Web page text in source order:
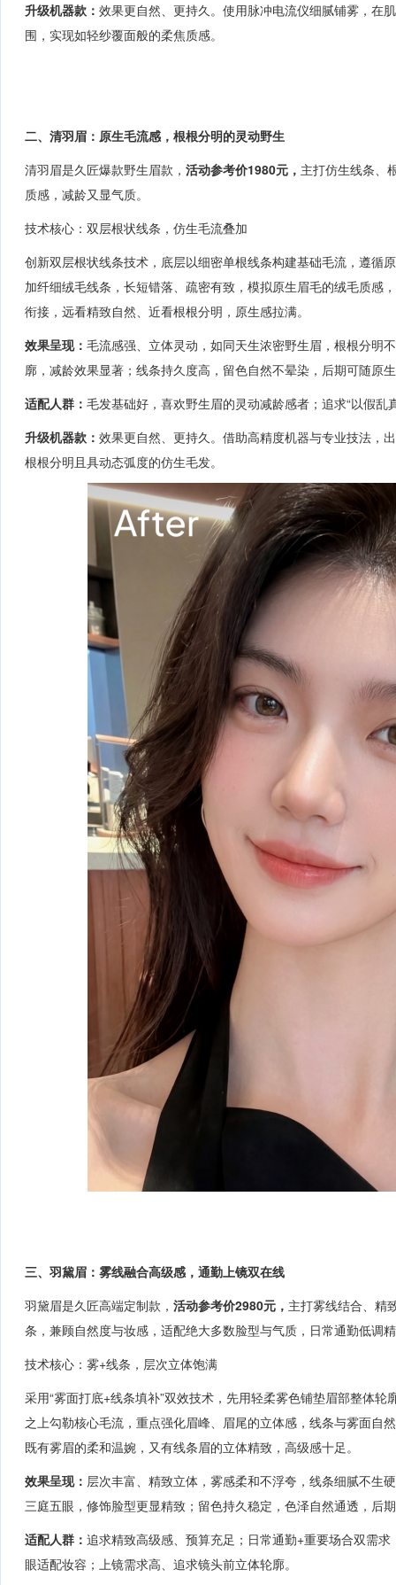
升级机器款： 效果更自然、更持久。使用脉冲电流仪细腻铺雾，在
围 ， 实现如轻纱覆面般的柔焦质感。
二、清羽眉：原生毛流感，根根分明的灵动野生
清羽眉是久匠爆款野生眉款， 活动参考价1980元 ， 主打仿生线条、
质感，减龄又显气质。
技术核心：双层根状线条，仿生毛流叠加
创新双层根状线条技术，底层以细密单根线条构建基础毛流，遵循
加纤细绒毛线条，长短错落、疏密有致，模拟原生眉毛的绒毛质感
衔接，远看精致自然、近看根根分明，原生感拉满。
效果呈现： 毛流感强、立体灵动，如同天生浓密野生眉，根根分明
廓，减龄效果显著；线条持久度高，留色自然不晕染，后期可随原
适配人群： 毛发基础好， 喜欢野生眉的灵动减龄感者 ；追求“以假
升级机器款： 效果更自然、更持久。借助高精度机器与专业技法，
根根分明且具动态弧度的仿生毛发。
三、羽黛眉：雾线融合高级感，通勤上镜双在线
羽黛眉是久匠高端定制款， 活动参考价2980元 ， 主打雾线结合、精
条，兼顾自然度与妆感，适配绝大多数脸型与气质，日常通勤低调
技术核心：雾+线条，层次立体饱满
采用“雾面打底+线条填补”双效技术，先用轻柔雾色铺垫眉部整体
之上勾勒核心毛流，重点强化眉峰、眉尾的立体感，线条与雾面自
既有雾眉的柔和温婉，又有线条眉的立体精致，高级感十足。
效果呈现： 层次丰富、精致立体，雾感柔和不浮夸，线条细腻不生
三庭五眼，修饰脸型更显精致；留色持久稳定，色泽自然通透，后
适配人群： 追求精致高级感、预算充足；日常通勤+重要场合双需求
眼适配妆容；上镜需求高、追求镜头前立体轮廓。